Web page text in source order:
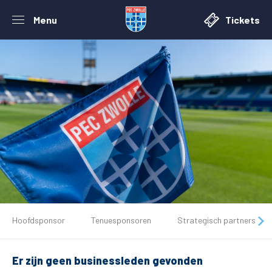
Menu Tickets
Tickets
Matchdays
Hoofdsponsor Tenuesponsoren Strategisch partners
Er zijn geen businessleden gevonden